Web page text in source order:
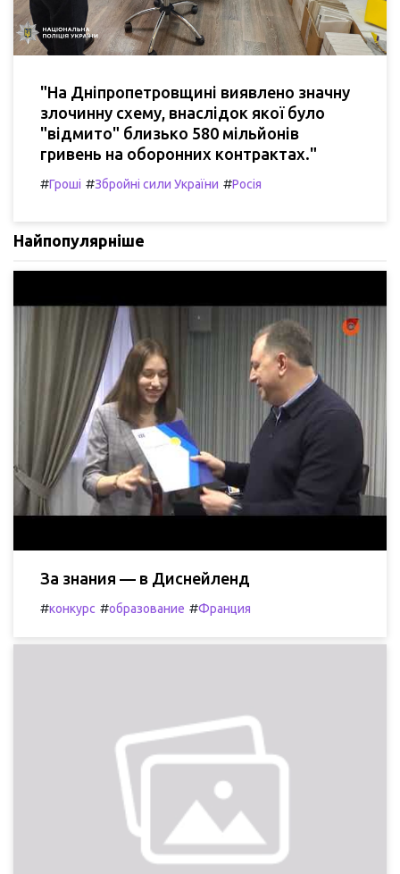
"На Дніпропетровщині виявлено значну
злочинну схему, внаслідок якої було
"відмито" близько 580 мільйонів
гривень на оборонних контрактах."
#Гроші #Збройні сили України #Росія
Найпопулярніше
За знания — в Диснейленд
#конкурс #образование #Франция